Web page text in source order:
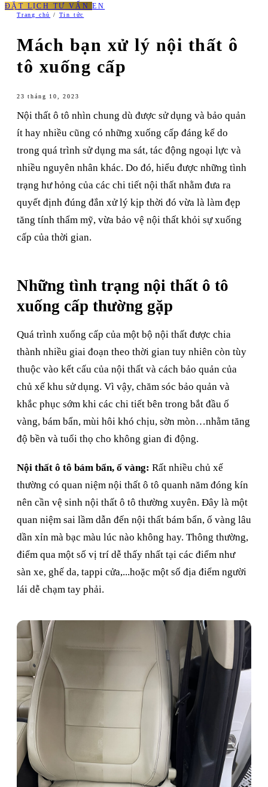
ĐẶT LỊCH TƯ VẤNEN
Trang chủ / Tin tức
Mách bạn xử lý nội thất ô
tô xuống cấp
23 tháng 10, 2023
Nội thất ô tô nhìn chung dù được sử dụng và bảo quản
ít hay nhiều cũng có những xuống cấp đáng kể do
trong quá trình sử dụng ma sát, tác động ngoại lực và
nhiều nguyên nhân khác. Do đó, hiểu được những tình
trạng hư hỏng của các chi tiết nội thất nhằm đưa ra
quyết định đúng đắn xử lý kịp thời đó vừa là làm đẹp
tăng tính thẩm mỹ, vừa bảo vệ nội thất khỏi sự xuống
cấp của thời gian.
Những tình trạng nội thất ô tô
xuống cấp thường gặp
Quá trình xuống cấp của một bộ nội thất được chia
thành nhiều giai đoạn theo thời gian tuy nhiên còn tùy
thuộc vào kết cấu của nội thất và cách bảo quản của
chủ xế khu sử dụng. Vì vậy, chăm sóc bảo quản và
khắc phục sớm khi các chi tiết bên trong bắt đầu ố
vàng, bám bẩn, mùi hôi khó chịu, sờn mòn…nhằm tăng
độ bền và tuổi thọ cho không gian đi động.
Nội thất ô tô bám bẩn, ố vàng: Rất nhiều chủ xế
thường có quan niệm nội thất ô tô quanh năm đóng kín
nên cần vệ sinh nội thất ô tô thường xuyên. Đây là một
quan niệm sai lầm dẫn đến nội thất bám bẩn, ố vàng lâu
dần xỉn mà bạc màu lúc nào không hay. Thông thường,
điểm qua một số vị trí dễ thấy nhất tại các điểm như
sàn xe, ghế da, tappi cửa,...hoặc một số địa điểm người
lái dễ chạm tay phải.